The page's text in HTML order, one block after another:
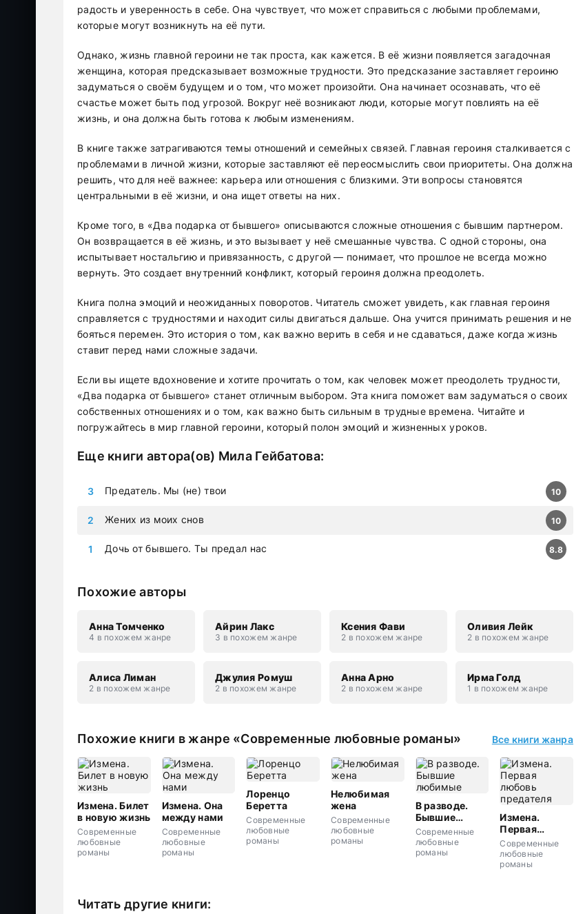
радость и уверенность в себе. Она чувствует, что может справиться с любыми проблемами,
которые могут возникнуть на её пути.
Однако, жизнь главной героини не так проста, как кажется. В её жизни появляется загадочная
женщина, которая предсказывает возможные трудности. Это предсказание заставляет героиню
задуматься о своём будущем и о том, что может произойти. Она начинает осознавать, что её
счастье может быть под угрозой. Вокруг неё возникают люди, которые могут повлиять на её
жизнь, и она должна быть готова к любым изменениям.
В книге также затрагиваются темы отношений и семейных связей. Главная героиня сталкивается с
проблемами в личной жизни, которые заставляют её переосмыслить свои приоритеты. Она должна
решить, что для неё важнее: карьера или отношения с близкими. Эти вопросы становятся
центральными в её жизни, и она ищет ответы на них.
Кроме того, в «Два подарка от бывшего» описываются сложные отношения с бывшим партнером.
Он возвращается в её жизнь, и это вызывает у неё смешанные чувства. С одной стороны, она
испытывает ностальгию и привязанность, с другой — понимает, что прошлое не всегда можно
вернуть. Это создает внутренний конфликт, который героиня должна преодолеть.
Книга полна эмоций и неожиданных поворотов. Читатель сможет увидеть, как главная героиня
справляется с трудностями и находит силы двигаться дальше. Она учится принимать решения и не
бояться перемен. Это история о том, как важно верить в себя и не сдаваться, даже когда жизнь
ставит перед нами сложные задачи.
Если вы ищете вдохновение и хотите прочитать о том, как человек может преодолеть трудности,
«Два подарка от бывшего» станет отличным выбором. Эта книга поможет вам задуматься о своих
собственных отношениях и о том, как важно быть сильным в трудные времена. Читайте и
погружайтесь в мир главной героини, который полон эмоций и жизненных уроков.
Еще книги автора(ов) Мила Гейбатова:
Дочь от бывшего. Ты предал нас 8.8
Жених из моих снов 10
Предатель. Мы (не) твои 10
Похожие авторы
Анна Томченко
4 в похожем жанре
Айрин Лакс
3 в похожем жанре
Ксения Фави
2 в похожем жанре
Оливия Лейк
2 в похожем жанре
Алиса Лиман
2 в похожем жанре
Джулия Ромуш
2 в похожем жанре
Анна Арно
2 в похожем жанре
Ирма Голд
1 в похожем жанре
Похожие книги в жанре «Современные любовные романы» Все книги жанра
Измена. Билет
в новую жизнь
Современные
любовные
романы
Измена. Она
между нами
Современные
любовные
романы
Лоренцо
Беретта
Современные
любовные
романы
Нелюбимая
жена
Современные
любовные
романы
В разводе.
Бывшие
любимые
Современные
любовные
романы
Измена.
Первая
любовь
предателя
Современные
любовные
романы
Читать другие книги: